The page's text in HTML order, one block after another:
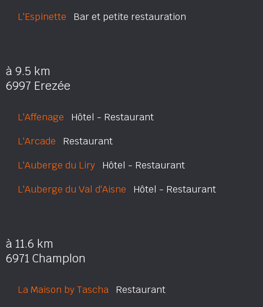
L'Espinette Bar et petite restauration
à 9.5 km
6997 Erezée
L'Affenage Hôtel - Restaurant
L'Arcade Restaurant
L'Auberge du Liry Hôtel - Restaurant
L'Auberge du Val d'Aisne Hôtel - Restaurant
à 11.6 km
6971 Champlon
La Maison by Tascha Restaurant